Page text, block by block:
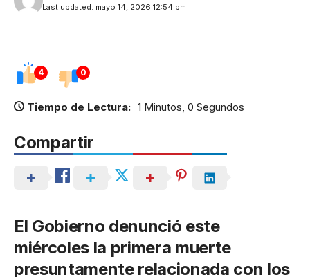
Last updated: mayo 14, 2026 12:54 pm
4 0
Tiempo de Lectura: 1 Minutos, 0 Segundos
Compartir
El Gobierno denunció este
miércoles la primera muerte
presuntamente relacionada con los